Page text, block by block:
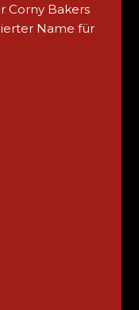
Corny Bakers
Name für